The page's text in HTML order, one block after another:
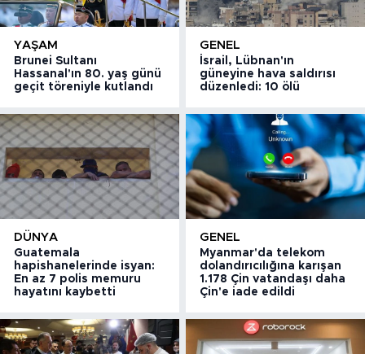
YAŞAM
Brunei Sultanı
Hassanal'ın 80. yaş günü
geçit töreniyle kutlandı
GENEL
İsrail, Lübnan'ın
güneyine hava saldırısı
düzenledi: 10 ölü
DÜNYA
Guatemala
hapishanelerinde isyan:
En az 7 polis memuru
hayatını kaybetti
GENEL
Myanmar'da telekom
dolandırıcılığına karışan
1.178 Çin vatandaşı daha
Çin'e iade edildi